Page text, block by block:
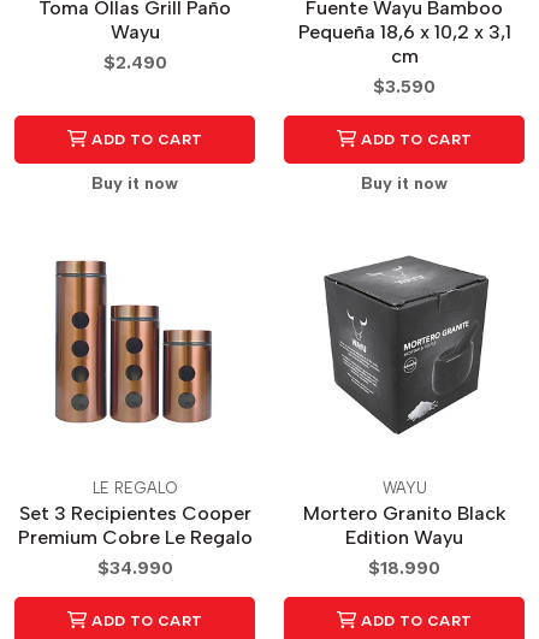
Toma Ollas Grill Paño
Wayu
$2.490
ADD TO CART
Buy it now
Fuente Wayu Bamboo
Pequeña 18,6 x 10,2 x 3,1
cm
$3.590
ADD TO CART
Buy it now
LE REGALO
Set 3 Recipientes Cooper
Premium Cobre Le Regalo
$34.990
ADD TO CART
WAYU
Mortero Granito Black
Edition Wayu
$18.990
ADD TO CART